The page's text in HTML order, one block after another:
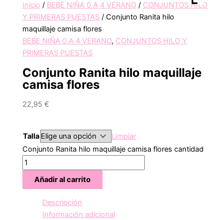
Inicio / BEBE NIÑA 0 A 4 VERANO / CONJUNTOS HILO
Y PRIMERAS PUESTAS / Conjunto Ranita hilo
maquillaje camisa flores
BEBE NIÑA 0 A 4 VERANO, CONJUNTOS HILO Y
PRIMERAS PUESTAS
Conjunto Ranita hilo maquillaje
camisa flores
22,95€
Talla
Limpiar
Conjunto Ranita hilo maquillaje camisa flores cantidad
Añadir al carrito
Descripción
Información adicional